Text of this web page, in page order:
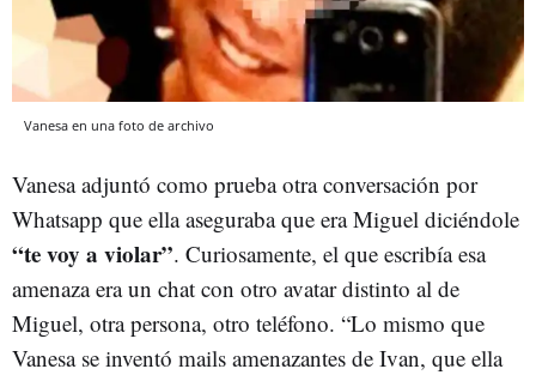
Vanesa en una foto de archivo
Vanesa adjuntó como prueba otra conversación por
Whatsapp que ella aseguraba que era Miguel diciéndole
“te voy a violar”. Curiosamente, el que escribía esa
amenaza era un chat con otro avatar distinto al de
Miguel, otra persona, otro teléfono. “Lo mismo que
Vanesa se inventó mails amenazantes de Ivan, que ella